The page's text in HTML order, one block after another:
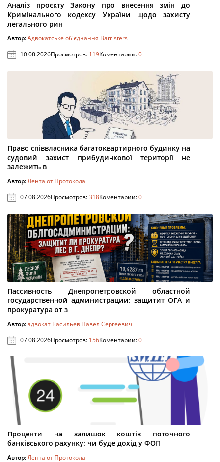
Аналіз проєкту Закону про внесення змін до
Кримінального кодексу України щодо захисту
легального рин
Автор:Адвокатське об'єднання Barristers
10.08.2026Просмотров: 119Коментарии:0
Право співвласника багатоквартирного будинку на
судовий захист прибудинкової території не
залежить в
Автор:Лента от Протокола
07.08.2026Просмотров:318Коментарии:0
Пассивность Днепропетровской областной
государственной администрации: защитит ОГА и
прокуратура от з
Автор:адвокат Васильев Павел Сергеевич
07.08.2026Просмотров: 156Коментарии:0
Проценти на залишок коштів поточного
банківського рахунку: чи буде дохід у ФОП
Автор:Лента от Протокола